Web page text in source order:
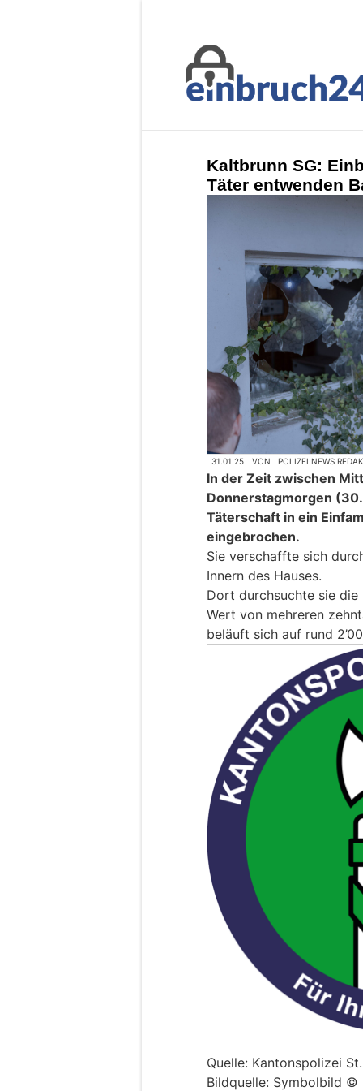
Kaltbrunn SG:
Täter entwenden
31.01.25 VON POLIZEI.NEWS
In der Zeit zwischen
Donnerstagmorgen
Täterschaft in ein
eingebrochen.
Sie verschaffte sich
Innern des Hauses.
Dort durchsuchte sie die
Wert von mehreren
beläuft sich auf rund
Quelle: Kantonspolizei
Bildquelle: Symbolbild ©